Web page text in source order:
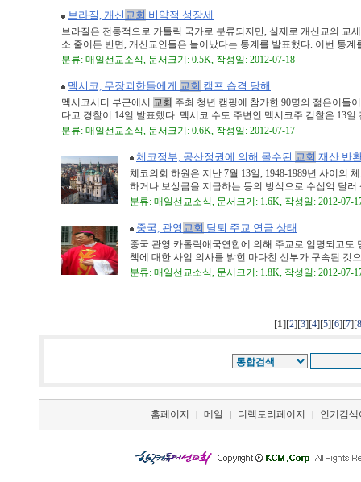
브라질, 개신 교회 비약적 성장세
브라질은 전통적으로 카톨릭 국가로 분류되지만, 실제로 개신교의 교
소 줄어든 반면, 개신교인들은 늘어났다는 통계를 발표했다. 이번 통계
분류: 매일선교소식, 문서크기: 0.5K, 작성일: 2012-07-18
멕시코, 무장괴한들에게 교회 캠프 습격 당해
멕시코시티 부근에서 교회 주최 청년 캠핑에 참가한 90명의 젊은이들
다고 경찰이 14일 발표했다. 멕시코 수도 주변인 멕시코주 검찰은 13일
분류: 매일선교소식, 문서크기: 0.6K, 작성일: 2012-07-17
체코정부, 공산정권에 의해 몰수된 교회 재산 반
체코의회 하원은 지난 7월 13일, 1948-1989년 사이의
하거나 보상금을 지급하는 등의 방식으로 수십억 달
분류: 매일선교소식, 문서크기: 1.6K, 작성일: 2012-07-
중국, 관영 교회 탈퇴 주교 연금 상태
중국 관영 카톨릭애국연합에 의해 주교로 임명되고
책에 대한 사임 의사를 밝힌 마다친 신부가 구속된 것
분류: 매일선교소식, 문서크기: 1.8K, 작성일: 2012-07-
[1][2][3][4][5][6][7][8
홈페이지 | 메일 | 디렉토리페이지 | 인기검색